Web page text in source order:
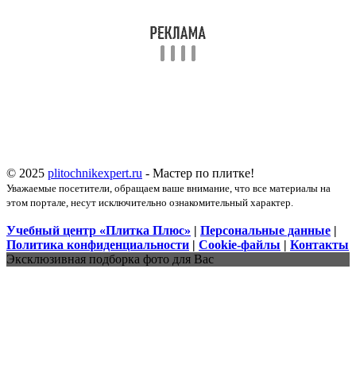
© 2025 plitochnikexpert.ru - Мастер по плитке!
Уважаемые посетители, обращаем ваше внимание, что все материалы на
этом портале, несут исключительно ознакомительный характер.
Учебный центр «Плитка Плюс» | Персональные данные |
Политика конфиденциальности | Cookie-файлы | Контакты
Эксклюзивная подборка фото для Вас